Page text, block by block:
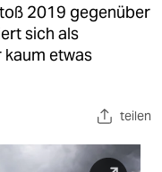
2019 gegenüber
sich als
kaum etwas
teilen